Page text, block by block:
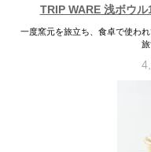
TRIP WARE 浅ボウ
一度窯元を旅立ち、食卓で使わ
旅